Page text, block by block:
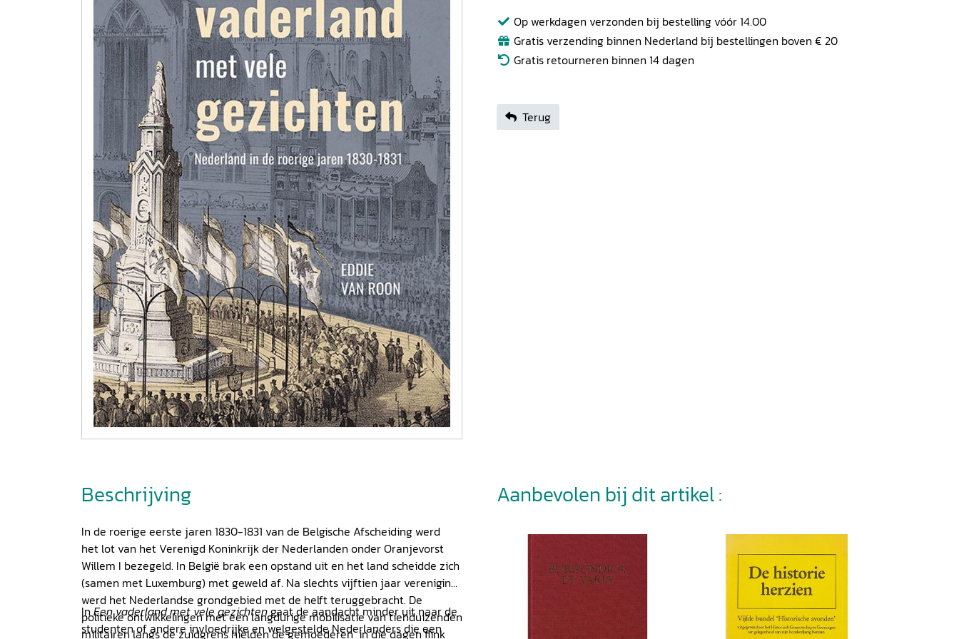
Op werkdagen verzonden bij bestelling vóór 14.00
Gratis verzending binnen Nederland bij bestellingen boven € 20
Gratis retourneren binnen 14 dagen
Terug
Beschrijving
In de roerige eerste jaren 1830-1831 van de Belgische Afscheiding werd
het lot van het Verenigd Koninkrijk der Nederlanden onder Oranjevorst
Willem I bezegeld. In België brak een opstand uit en het land scheidde zich
(samen met Luxemburg) met geweld af. Na slechts vijftien jaar vereniging
werd het Nederlandse grondgebied met de helft teruggebracht. De
politieke ontwikkelingen met een langdurige mobilisatie van tienduizenden
militairen langs de zuidgrens hielden de gemoederen in die dagen flink
InEen vaderland met vele gezichtengaat de aandacht minder uit naar de
studenten of andere invloedrijke en welgestelde Nederlanders die een
Aanbevolen bij dit artikel :